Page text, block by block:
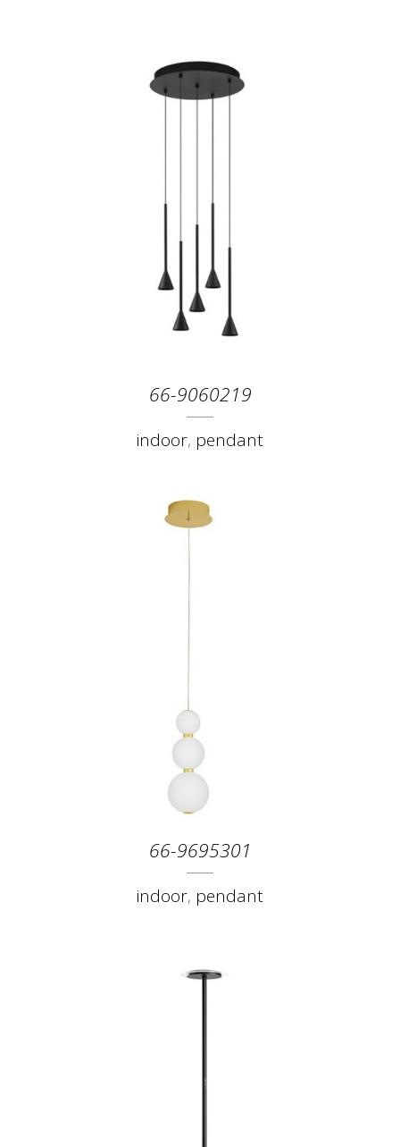
66-9060219
indoor, pendant
66-9695301
indoor, pendant